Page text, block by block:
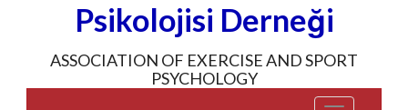
Psikolojisi Derneği
ASSOCIATION OF EXERCISE AND SPORT
PSYCHOLOGY